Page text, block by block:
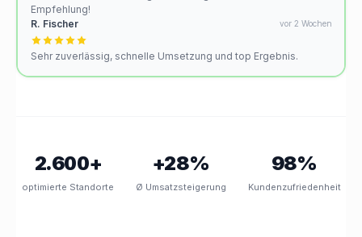
Empfehlung!
R. Fischer
vor 2 Wochen
Sehr zuverlässig, schnelle Umsetzung und top Ergebnis.
2.600+
optimierte Standorte
+28%
Ø Umsatzsteigerung
98%
Kundenzufriedenheit